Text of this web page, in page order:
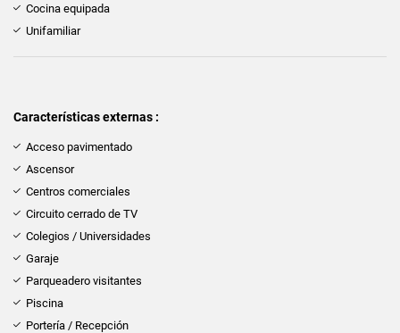
Cocina equipada
Unifamiliar
Características externas :
Acceso pavimentado
Ascensor
Centros comerciales
Circuito cerrado de TV
Colegios / Universidades
Garaje
Parqueadero visitantes
Piscina
Portería / Recepción